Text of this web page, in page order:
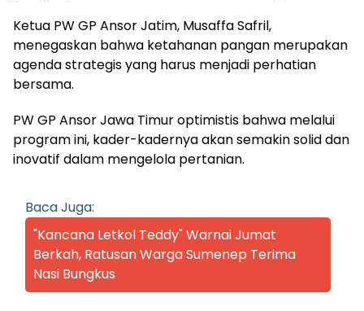
Ketua PW GP Ansor Jatim, Musaffa Safril,
menegaskan bahwa ketahanan pangan merupakan
agenda strategis yang harus menjadi perhatian
bersama.
PW GP Ansor Jawa Timur optimistis bahwa melalui
program ini, kader-kadernya akan semakin solid dan
inovatif dalam mengelola pertanian.
Baca Juga:
"Kancana Letkol Teddy" Warnai Jumat
Berkah, Ratusan Warga Sumenep Terima
Nasi Bungkus